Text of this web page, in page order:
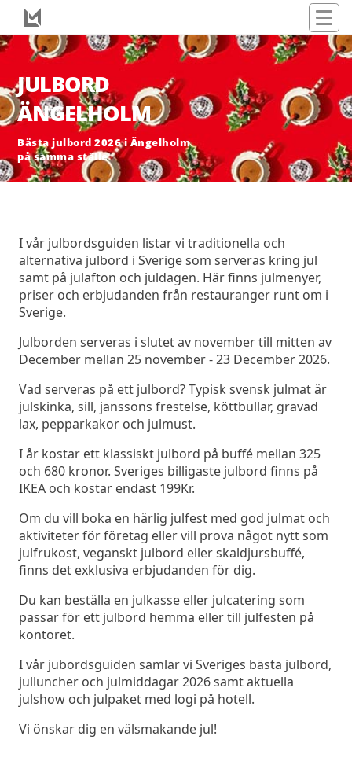
JULBORD
ÄNGELHOLM
Bästa julbord 2026 i Ängelholm
på samma ställe
I vår julbordsguiden listar vi traditionella och
alternativa julbord i Sverige som serveras kring jul
samt på julafton och juldagen. Här finns julmenyer,
priser och erbjudanden från restauranger runt om i
Sverige.
Julborden serveras i slutet av november till mitten av
December mellan 25 november - 23 December 2026.
Vad serveras på ett julbord? Typisk svensk julmat är
julskinka, sill, janssons frestelse, köttbullar, gravad
lax, pepparkakor och julmust.
I år kostar ett klassiskt julbord på buffé mellan 325
och 680 kronor. Sveriges billigaste julbord finns på
IKEA och kostar endast 199Kr.
Om du vill boka en härlig julfest med god julmat och
aktiviteter för företag eller vill prova något nytt som
julfrukost, veganskt julbord eller skaldjursbuffé,
finns det exklusiva erbjudanden för dig.
Du kan beställa en julkasse eller julcatering som
passar för ett julbord hemma eller till julfesten på
kontoret.
I vår jubordsguiden samlar vi Sveriges bästa julbord,
julluncher och julmiddagar 2026 samt aktuella
julshow och julpaket med logi på hotell.
Vi önskar dig en välsmakande jul!